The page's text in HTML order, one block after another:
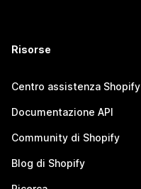
Risorse
Centro assistenza Shopify
Documentazione API
Community di Shopify
Blog di Shopify